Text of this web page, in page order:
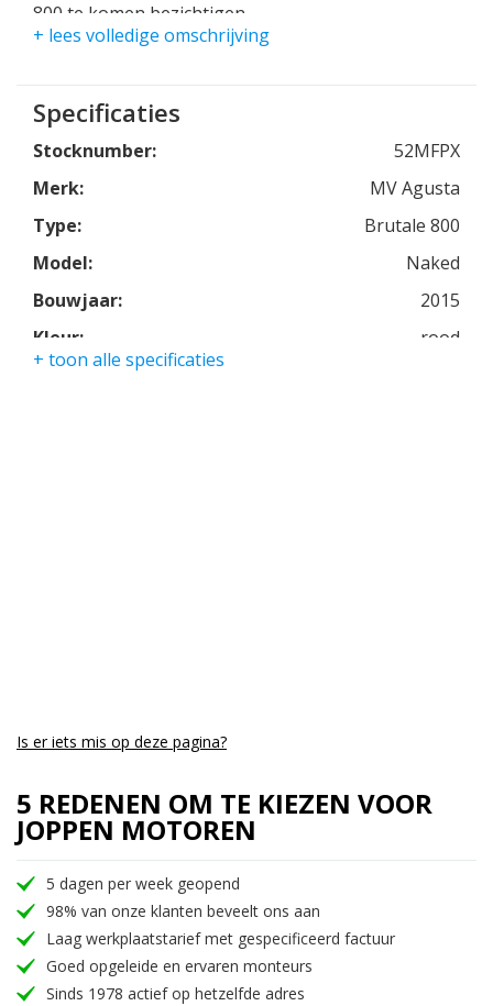
800 te komen bezichtigen.
+ lees volledige omschrijving
Specificaties
Stocknumber:
52MFPX
Merk:
MV Agusta
Type:
Brutale 800
Model:
Naked
Bouwjaar:
2015
Kleur:
rood
+ toon alle specificaties
Is er iets mis op deze pagina?
5 REDENEN OM TE KIEZEN VOOR
JOPPEN MOTOREN
5 dagen per week geopend
98% van onze klanten beveelt ons aan
Laag werkplaatstarief met gespecificeerd factuur
Goed opgeleide en ervaren monteurs
Sinds 1978 actief op hetzelfde adres